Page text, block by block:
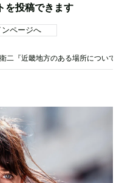
を投稿できます
ページへ
二『近畿地方のある場所について